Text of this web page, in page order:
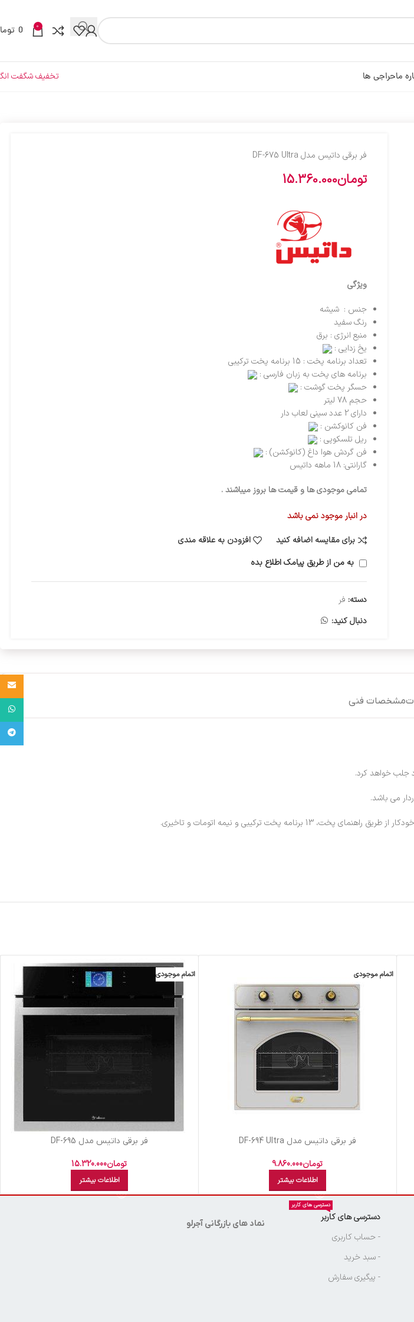
0
0
ماحراجی ها
تخفیف شگفت
فر برقی داتیس مدل DF-675 Ultra
تومان15.360.000
ویژگی
جنس : شیشه
رنگ سفید
منبع انرژی : برق
یخ زدایی :
تعداد برنامه پخت : 15 برنامه پخت ترکیبی
برنامه های پخت به زبان فارسی :
حسگر پخت گوشت :
حجم 78 لیتر
دارای 2 عدد سینی لعاب دار
فن کانوکشن :
ریل تلسکوپی :
فن گردش هوا داغ (کانوکشن) :
گارانتی: 18 ماهه داتیس
تمامی موجودی ها و قیمت ها بروز میباشند .
در انبار موجود نمی باشد
برای مقایسه اضافه کنید
افزودن به علاقه مندی
به من از طریق پیامک اطلاع بده
دسته: فر
دنبال کنید:
مشخصات فنی
جلب خواهد کرد.
می باشد.
اتمام موجودی
فر برقی داتیس مدل DF-694 Ultra
تومان9.860.000
اطلاعات بیشتر
اتمام موجودی
فر برقی داتیس مدل DF-695
تومان15.320.000
اطلاعات بیشتر
دسترسی های کاربر
دسترسی های کاربر
- حساب کاربری
- سبد خرید
- پیگیری سفارش
نماد های بازرگانی آجرلو
Email
واتساپ
تلگرام